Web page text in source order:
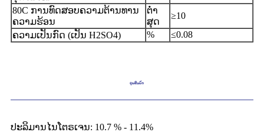
80C ການທົດສອບຄວາມຕ້ານທານ
ຄວາມຮ້ອນ
ຕ່ຳ
ສຸດ
≥10
ຄວາມເປັນກົດ (ເປັນ H2SO4) % ≤0.08
ຄຸນສົມບັດ
ປະລິມານໄນໂຕຣເຈນ: 10.7 % - 11.4%